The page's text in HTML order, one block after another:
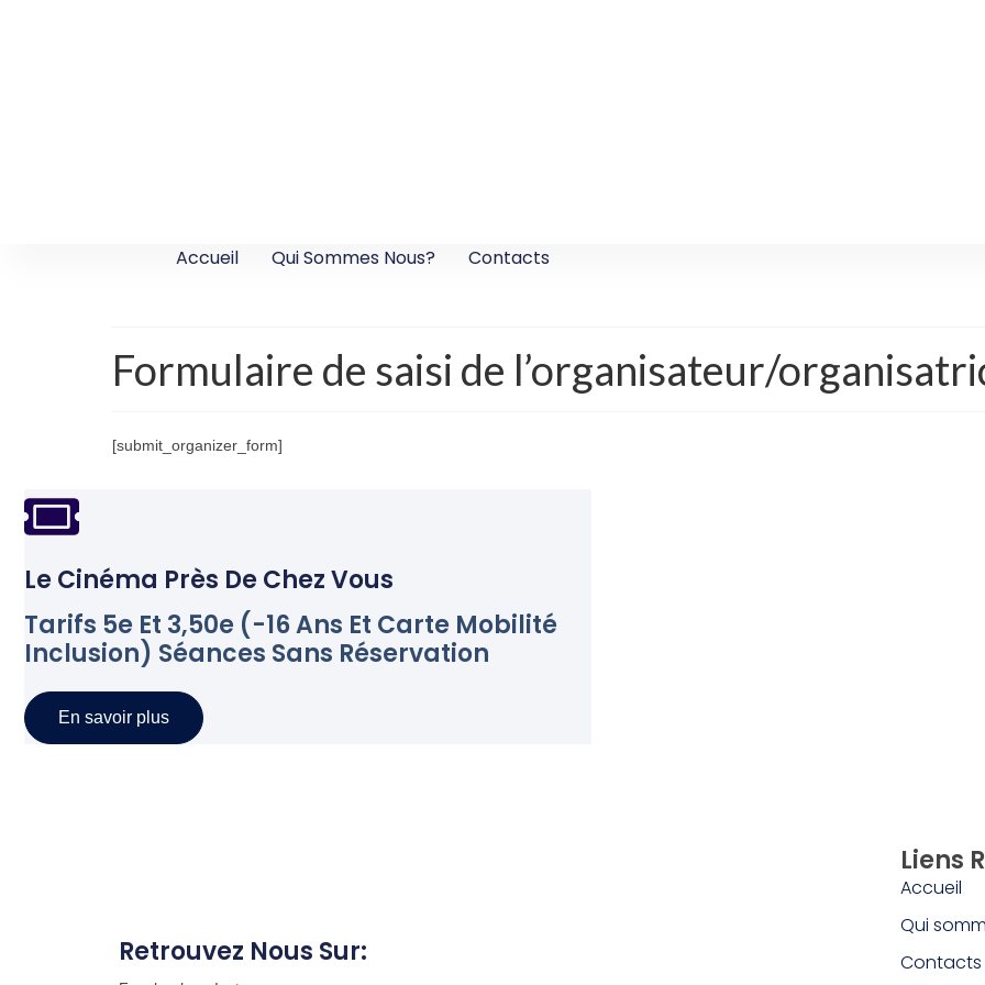
Accueil Qui Sommes Nous? Contacts
Formulaire de saisi de l’organisateur/
[submit_organizer_form]
Le Cinéma Près De Chez Vous
Tarifs 5e Et 3,50e (-16 Ans Et Carte Mobilité
Inclusion) Séances Sans Réservation
En savoir plus
Retrouvez Nous Sur:
Liens
Accueil
Qui
Contacts